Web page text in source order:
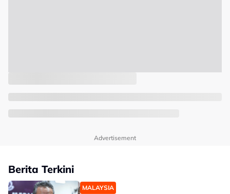
Advertisement
Berita Terkini
MALAYSIA